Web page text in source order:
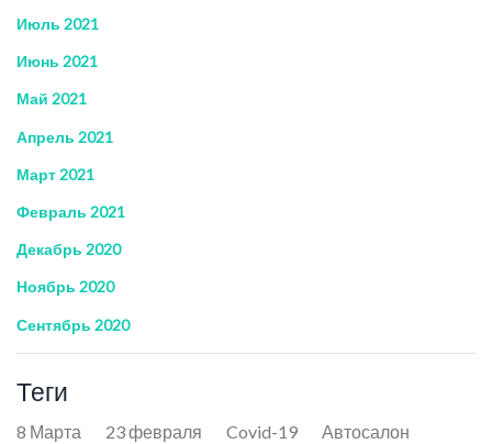
Июль 2021
Июнь 2021
Май 2021
Апрель 2021
Март 2021
Февраль 2021
Декабрь 2020
Ноябрь 2020
Сентябрь 2020
Теги
8 Марта 23 февраля Covid-19 Автосалон